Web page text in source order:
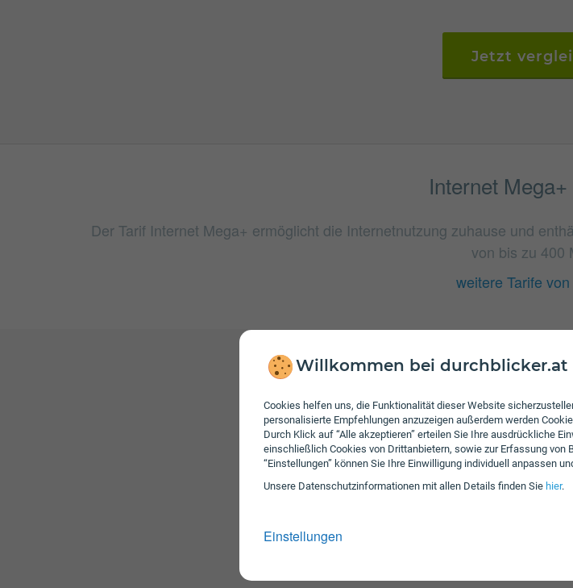
Willkommen bei durchblicker.at
Cookies helfen uns, die Funktionalität dieser Website
personalisierte Empfehlungen anzuzeigen außerdem werden
Durch Klick auf “Alle akzeptieren” erteilen Sie Ihre ausdrückliche
einschließlich Cookies von Drittanbietern, sowie zur Erfassung von
“Einstellungen” können Sie Ihre Einwilligung individuell anpassen
Unsere Daten­schutz­informationen mit allen Details finden Sie hier.
Einstellungen
Jetzt
Internet
Der Tarif Internet Mega+ ermöglicht die Internetnutzung zuhause und
von bis zu 400
weitere Tarife